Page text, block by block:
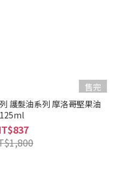
售完
護髮油系列 摩洛哥堅果油
125ml